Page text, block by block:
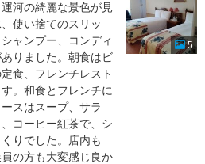
河の綺麗な景色が見
使い捨てのスリッ
ャンプー、コンディ
りました。朝食はビ
食、フレンチレスト
。和食とフレンチに
スはスープ、サラ
コーヒー紅茶で、シ
りでした。店内も
の方も大変感じ良か
5